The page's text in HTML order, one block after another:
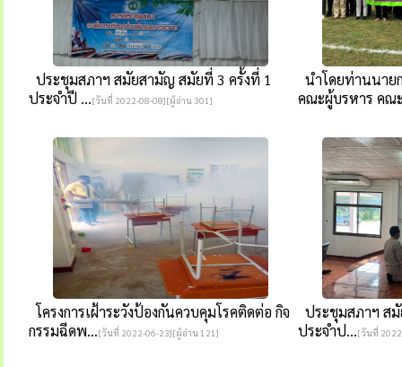
ประชุมสภาฯ สมัยสามัญ สมัยที่ 3 ครั้งที่ 1
ประจำปี ...[วันที่ 2022-08-08][ผู้อ่าน 301]
นำโดยท่านนาย
คณะผู้บรหาร คณ
โครงการเฝ้าระวังป้องกันควบคุมโรคติดต่อ กิจ
กรรมฉีดพ...[วันที่ 2022-06-23][ผู้อ่าน 121]
ประชุมสภาฯ ส
ประจำป...[วันที่